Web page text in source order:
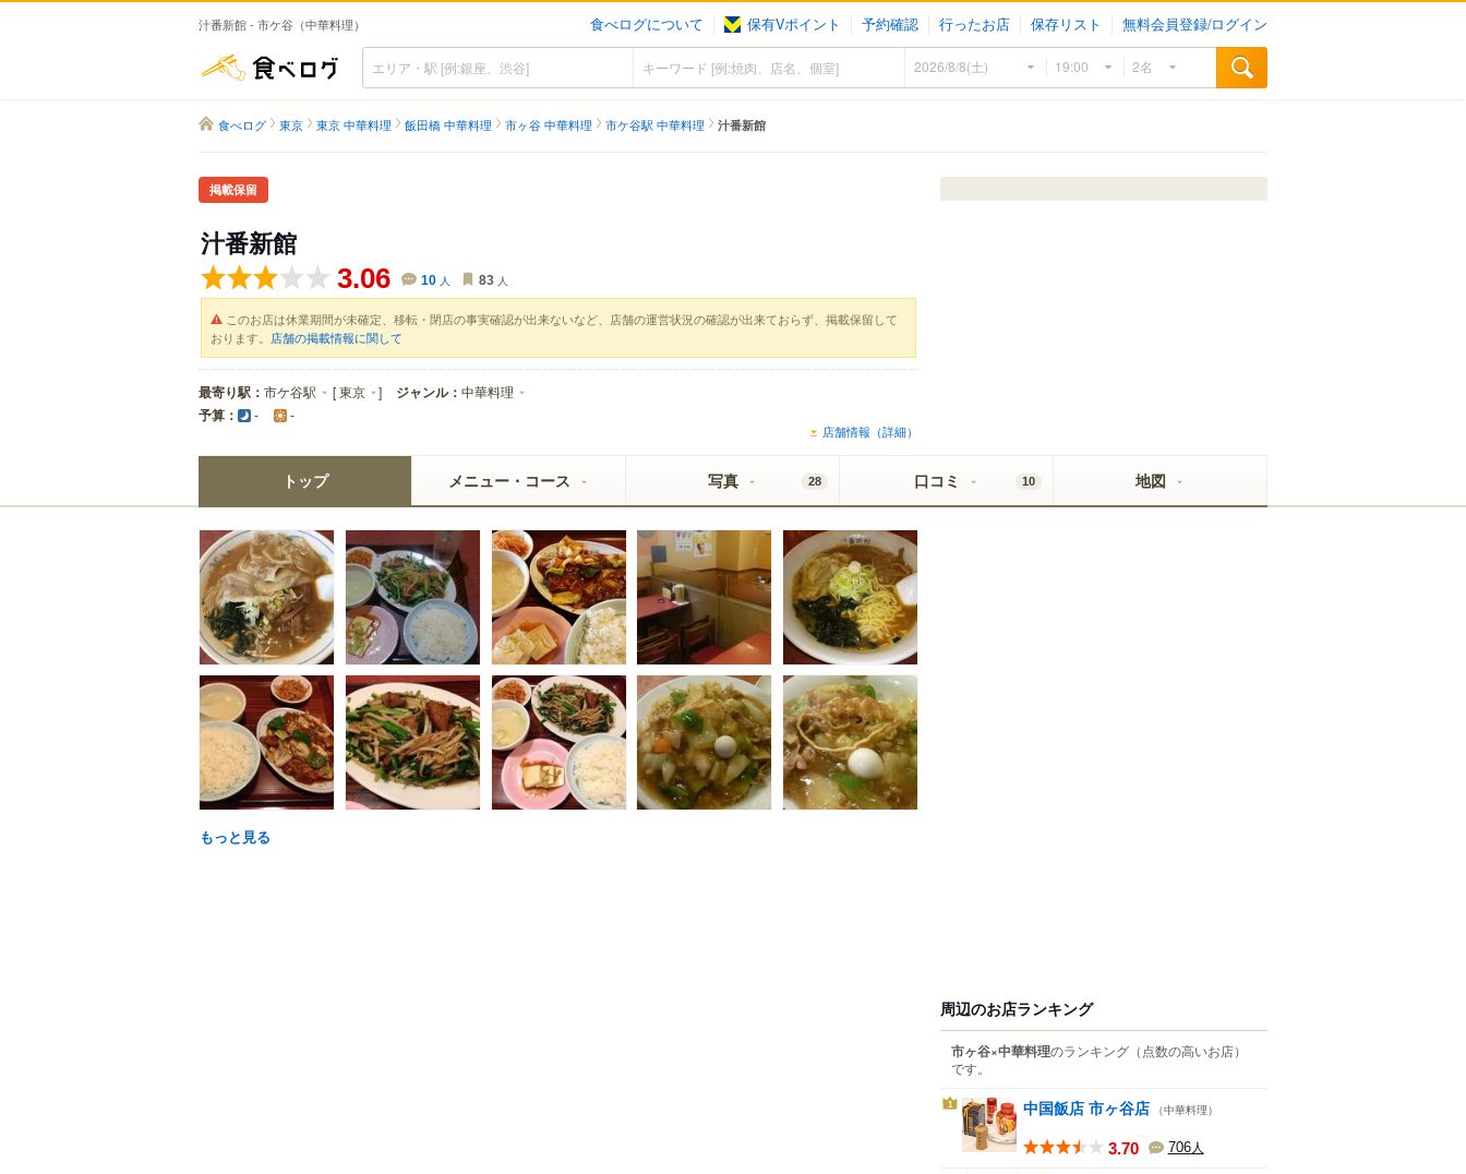
汁番新館 - 市ケ谷（中華料理） 食べログについて 保有Vポイント 予約確認 行ったお店 保存リスト 無料会員登録/ログイン
食べログ
食べログ 東京 東京 中華料理 飯田橋 中華料理 市ヶ谷 中華料理 市ケ谷駅 中華料理 汁番新館
掲載保留
汁番新館
3.06 10 人 83 人
このお店は休業期間が未確定、移転・閉店の事実確認が出来ないなど、店舗の運営状況の確認が出来ておらず、掲載保留して
おります。 店舗の掲載情報に関して
最寄り駅： 市ケ谷駅 [東京 ] ジャンル： 中華料理
予算： - -
店舗情報（詳細）
トップ メニュー・コース 写真 28 口コミ 10 地図
もっと見る
周辺のお店ランキング
市ヶ谷×中華料理のランキング （点数の高いお店）
です。
1 中国飯店 市ヶ谷店 （中華料理）
3.70 706人